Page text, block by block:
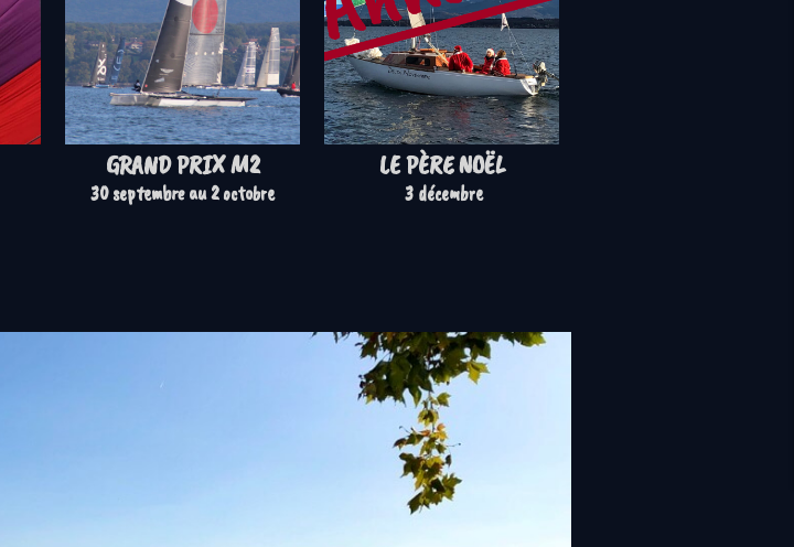
GRAND PRIX M2
30 septembre au 2 octobre
LE PÈRE NOËL
3 décembre